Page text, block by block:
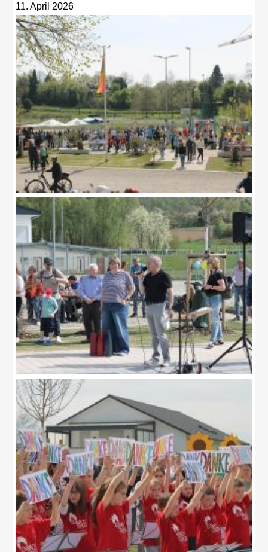
11. April 2026